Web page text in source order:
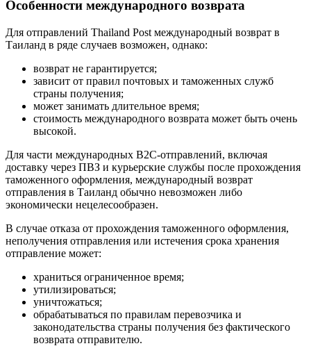
Особенности международного возврата
Для отправлений Thailand Post международный возврат в
Таиланд в ряде случаев возможен, однако:
возврат не гарантируется;
зависит от правил почтовых и таможенных служб
страны получения;
может занимать длительное время;
стоимость международного возврата может быть очень
высокой.
Для части международных B2C-отправлений, включая
доставку через ПВЗ и курьерские службы после прохождения
таможенного оформления, международный возврат
отправления в Таиланд обычно невозможен либо
экономически нецелесообразен.
В случае отказа от прохождения таможенного оформления,
неполучения отправления или истечения срока хранения
отправление может:
храниться ограниченное время;
утилизироваться;
уничтожаться;
обрабатываться по правилам перевозчика и
законодательства страны получения без фактического
возврата отправителю.